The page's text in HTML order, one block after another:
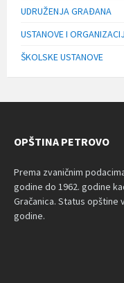
UDRUŽENJA GRAĐANA
USTANOVE I
ŠKOLSKE USTANOVE
OPŠTINA PETROVO
Prema zvaničnim
godine do 1962. godine
Gračanica. Status opštine
godine.